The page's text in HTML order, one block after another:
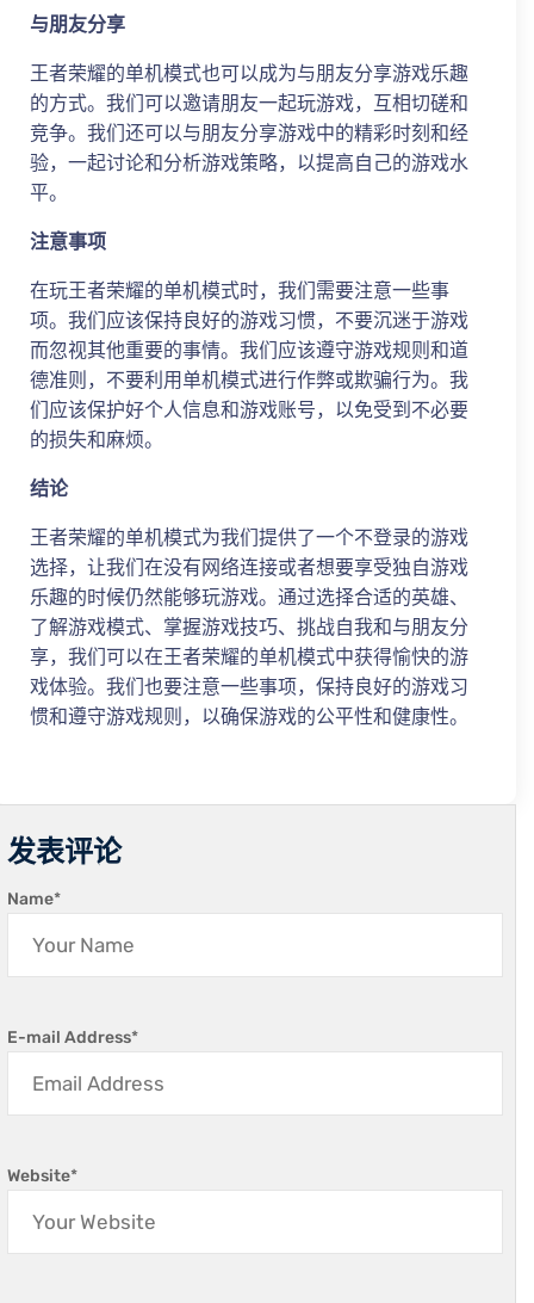
与朋友分享
王者荣耀的单机模式也可以成为与朋友分享游戏乐趣
的方式。我们可以邀请朋友一起玩游戏，互相切磋和
竞争。我们还可以与朋友分享游戏中的精彩时刻和经
验，一起讨论和分析游戏策略，以提高自己的游戏水
平。
注意事项
在玩王者荣耀的单机模式时，我们需要注意一些事
项。我们应该保持良好的游戏习惯，不要沉迷于游戏
而忽视其他重要的事情。我们应该遵守游戏规则和道
德准则，不要利用单机模式进行作弊或欺骗行为。我
们应该保护好个人信息和游戏账号，以免受到不必要
的损失和麻烦。
结论
王者荣耀的单机模式为我们提供了一个不登录的游戏
选择，让我们在没有网络连接或者想要享受独自游戏
乐趣的时候仍然能够玩游戏。通过选择合适的英雄、
了解游戏模式、掌握游戏技巧、挑战自我和与朋友分
享，我们可以在王者荣耀的单机模式中获得愉快的游
戏体验。我们也要注意一些事项，保持良好的游戏习
惯和遵守游戏规则，以确保游戏的公平性和健康性。
发表评论
Name*
E-mail Address*
Website*